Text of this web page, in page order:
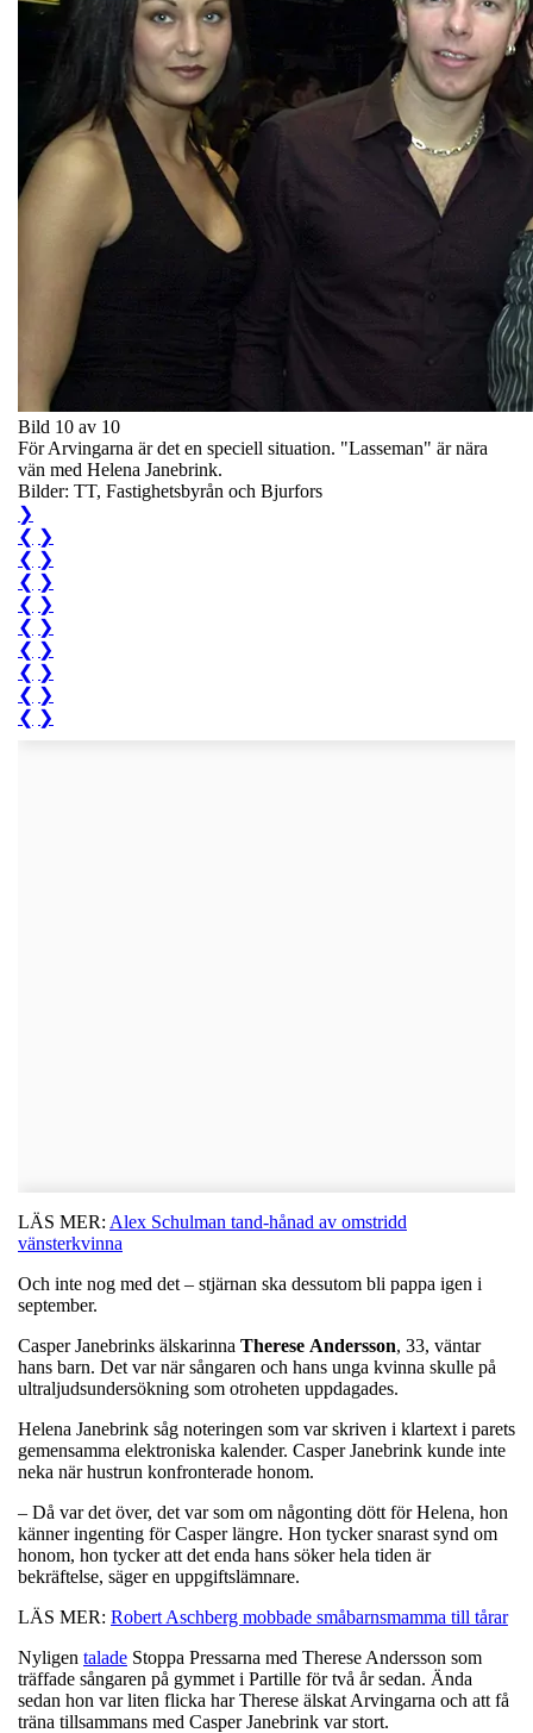
Bild 10 av 10
För Arvingarna är det en speciell situation. "Lasseman" är nära
vän med Helena Janebrink.
Bilder: TT, Fastighetsbyrån och Bjurfors
❯
❮ ❯
❮ ❯
❮ ❯
❮ ❯
❮ ❯
❮ ❯
❮ ❯
❮ ❯
❮ ❯
LÄS MER: Alex Schulman tand-hånad av omstridd
vänsterkvinna
Och inte nog med det – stjärnan ska dessutom bli pappa igen i
september.
Casper Janebrinks älskarinna Therese Andersson, 33, väntar
hans barn. Det var när sångaren och hans unga kvinna skulle på
ultraljudsundersökning som otroheten uppdagades.
Helena Janebrink såg noteringen som var skriven i klartext i parets
gemensamma elektroniska kalender. Casper Janebrink kunde inte
neka när hustrun konfronterade honom.
– Då var det över, det var som om någonting dött för Helena, hon
känner ingenting för Casper längre. Hon tycker snarast synd om
honom, hon tycker att det enda hans söker hela tiden är
bekräftelse, säger en uppgiftslämnare.
LÄS MER: Robert Aschberg mobbade småbarnsmamma till tårar
Nyligen talade Stoppa Pressarna med Therese Andersson som
träffade sångaren på gymmet i Partille för två år sedan. Ända
sedan hon var liten flicka har Therese älskat Arvingarna och att få
träna tillsammans med Casper Janebrink var stort.